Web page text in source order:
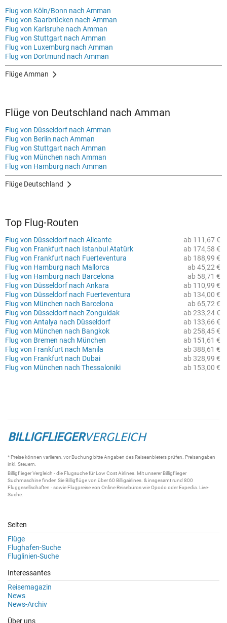
Flug von Köln/Bonn nach Amman
Flug von Saarbrücken nach Amman
Flug von Karlsruhe nach Amman
Flug von Stuttgart nach Amman
Flug von Luxemburg nach Amman
Flug von Dortmund nach Amman
Flüge Amman
Flüge von Deutschland nach Amman
Flug von Düsseldorf nach Amman
Flug von Berlin nach Amman
Flug von Stuttgart nach Amman
Flug von München nach Amman
Flug von Hamburg nach Amman
Flüge Deutschland
Top Flug-Routen
ab 111,67 €
Flug von Düsseldorf nach Alicante
ab 174,58 €
Flug von Frankfurt nach Istanbul Atatürk
ab 188,99 €
Flug von Frankfurt nach Fuerteventura
ab 45,22 €
Flug von Hamburg nach Mallorca
ab 58,71 €
Flug von Hamburg nach Barcelona
ab 110,99 €
Flug von Düsseldorf nach Ankara
ab 134,00 €
Flug von Düsseldorf nach Fuerteventura
ab 65,72 €
Flug von München nach Barcelona
ab 233,24 €
Flug von Düsseldorf nach Zonguldak
ab 133,66 €
Flug von Antalya nach Düsseldorf
ab 258,45 €
Flug von München nach Bangkok
ab 151,61 €
Flug von Bremen nach München
ab 388,61 €
Flug von Frankfurt nach Manila
ab 328,99 €
Flug von Frankfurt nach Dubai
ab 153,00 €
Flug von München nach Thessaloniki
BILLIGFLIEGERVERGLEICH
* Preise können variieren, vor Buchung bitte Angaben des Reiseanbieters prüfen. Preisangaben
inkl. Steuern.
BilligfliegerVergleich - die Flugsuchefür Low Cost Airlines. Mit unsererBilligflieger
Suchmaschinefinden Sie Billigflügevon über 60 Billigairlines . & insgesamt rund 800
Fluggesellschaften - sowie Flugpreise von Online Reisebüros wie Opodo oder Expedia. Live-
Suche
Seiten
Flüge
Flughafen-Suche
Fluglinien-Suche
Interessantes
Reisemagazin
News
News-Archiv
Über uns